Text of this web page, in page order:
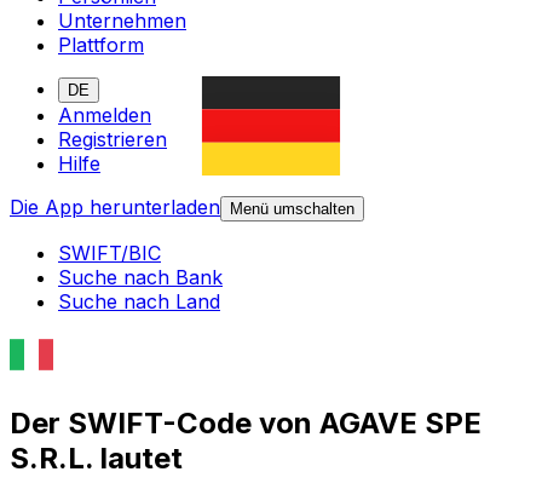
Unternehmen
Plattform
DE
Anmelden
Registrieren
Hilfe
Die App herunterladen
Menü umschalten
SWIFT/BIC
Suche nach Bank
Suche nach Land
Der SWIFT-Code von AGAVE SPE
S.R.L. lautet